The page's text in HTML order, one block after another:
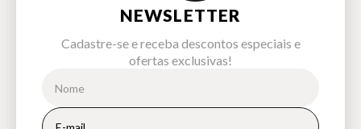
NEWSLETTER
Cadastre-se e receba descontos especiais e
ofertas exclusivas!